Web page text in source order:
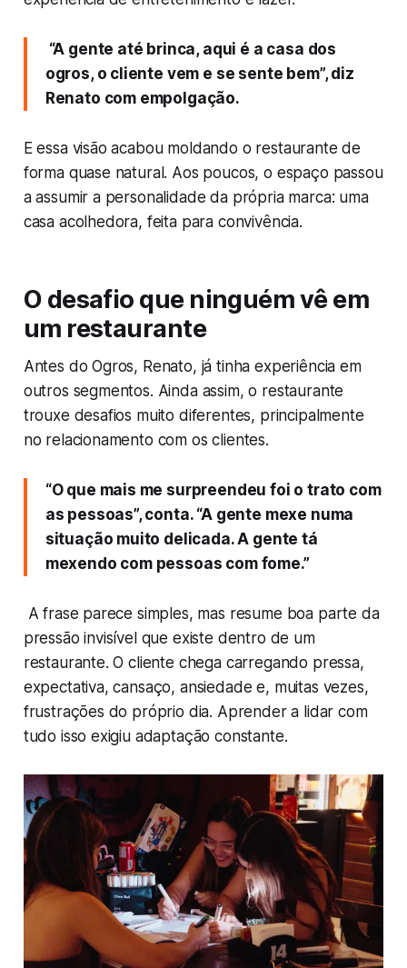
“A gente até brinca, aqui é a casa dos
ogros, o cliente vem e se sente bem”, diz
Renato com empolgação.
E essa visão acabou moldando o restaurante de
forma quase natural. Aos poucos, o espaço passou
a assumir a personalidade da própria marca: uma
casa acolhedora, feita para convivência.
O desafio que ninguém vê em
um restaurante
Antes do Ogros, Renato, já tinha experiência em
outros segmentos. Ainda assim, o restaurante
trouxe desafios muito diferentes, principalmente
no relacionamento com os clientes.
“O que mais me surpreendeu foi o trato com
as pessoas”, conta. “A gente mexe numa
situação muito delicada. A gente tá
mexendo com pessoas com fome.”
A frase parece simples, mas resume boa parte da
pressão invisível que existe dentro de um
restaurante. O cliente chega carregando pressa,
expectativa, cansaço, ansiedade e, muitas vezes,
frustrações do próprio dia. Aprender a lidar com
tudo isso exigiu adaptação constante.